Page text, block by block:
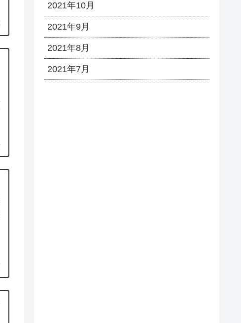
2021年10月
2021年9月
2021年8月
2021年7月